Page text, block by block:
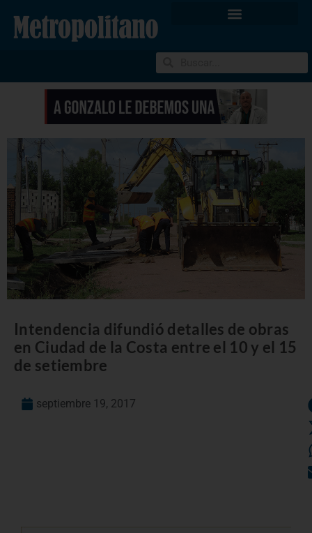
Intendencia difundió detalles de obras
en Ciudad de la Costa entre el 10 y el 15
de setiembre
septiembre 19, 2017